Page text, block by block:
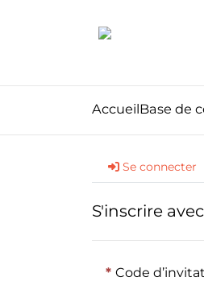
AccueilBase de
Se connecter
S'inscrire
Code